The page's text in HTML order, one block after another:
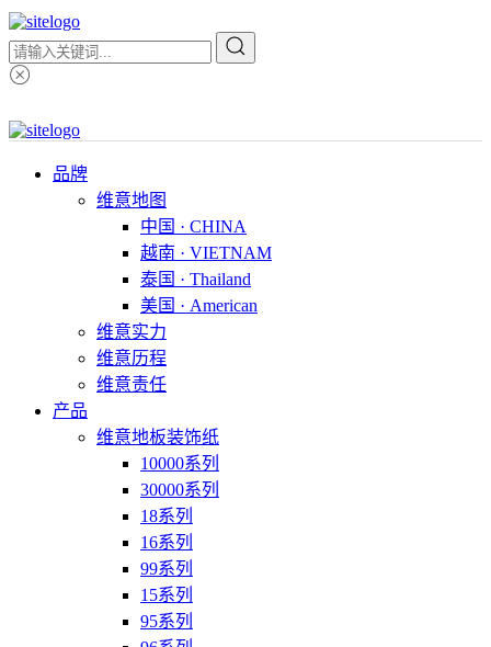
品牌
维意地图
中国 · CHINA
越南 · VIETNAM
泰国 · Thailand
美国 · American
维意实力
维意历程
维意责任
产品
维意地板装饰纸
10000系列
30000系列
18系列
16系列
99系列
15系列
95系列